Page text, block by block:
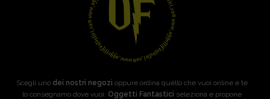
Scegli uno dei nostri negozi oppure ordina quello che vuoi online e te
lo consegnamo dove vuoi: Oggetti Fantastici seleziona e propone